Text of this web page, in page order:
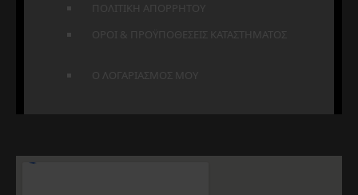
ΠΟΛΙΤΙΚΗ ΑΠΟΡΡΗΤΟΥ
ΟΡΟΙ & ΠΡΟΫΠΟΘΕΣΕΙΣ ΚΑΤΑΣΤΗΜΑΤΟΣ
Ο ΛΟΓΑΡΙΑΣΜΟΣ ΜΟΥ